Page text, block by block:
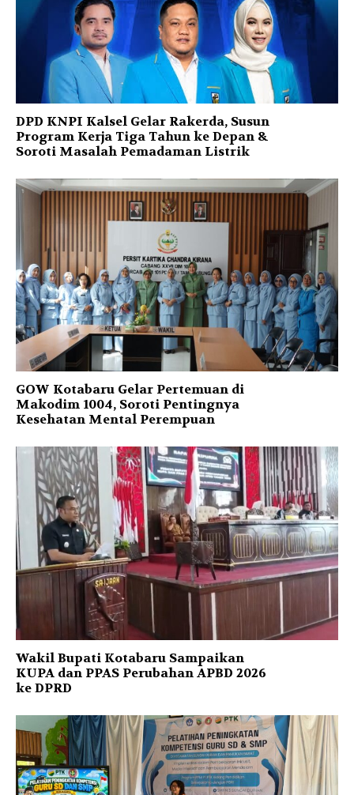
DPD KNPI Kalsel Gelar Rakerda, Susun
Program Kerja Tiga Tahun ke Depan &
Soroti Masalah Pemadaman Listrik
GOW Kotabaru Gelar Pertemuan di
Makodim 1004, Soroti Pentingnya
Kesehatan Mental Perempuan
Wakil Bupati Kotabaru Sampaikan
KUPA dan PPAS Perubahan APBD 2026
ke DPRD